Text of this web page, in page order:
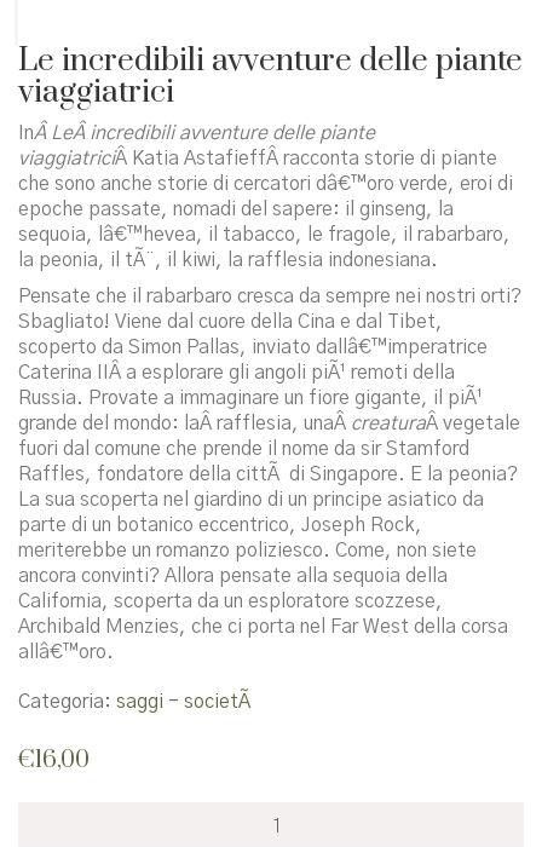
Le incredibili avventure delle piante
viaggiatrici
InÂ LeÂ incredibili avventure delle piante
viaggiatriciÂ Katia AstafieffÂ racconta storie di piante
che sono anche storie di cercatori dâ€™oro verde, eroi di
epoche passate, nomadi del sapere: il ginseng, la
sequoia, lâ€™hevea, il tabacco, le fragole, il rabarbaro,
la peonia, il tÃ¨, il kiwi, la rafflesia indonesiana.
Pensate che il rabarbaro cresca da sempre nei nostri orti?
Sbagliato! Viene dal cuore della Cina e dal Tibet,
scoperto da Simon Pallas, inviato dallâ€™imperatrice
Caterina IIÂ a esplorare gli angoli piÃ¹ remoti della
Russia. Provate a immaginare un fiore gigante, il piÃ¹
grande del mondo: laÂ rafflesia, unaÂ creaturaÂ vegetale
fuori dal comune che prende il nome da sir Stamford
Raffles, fondatore della cittÃ di Singapore. E la peonia?
La sua scoperta nel giardino di un principe asiatico da
parte di un botanico eccentrico, Joseph Rock,
meriterebbe un romanzo poliziesco. Come, non siete
ancora convinti? Allora pensate alla sequoia della
California, scoperta da un esploratore scozzese,
Archibald Menzies, che ci porta nel Far West della corsa
allâ€™oro.
Categoria: saggi - societÃ
€16,00